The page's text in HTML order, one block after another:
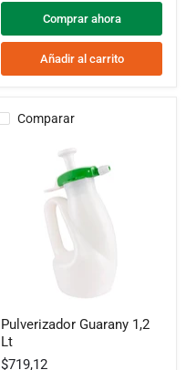
Comprar ahora
Añadir al carrito
Comparar
Guarany
1,2
Lt
Pulverizador Guarany 1,2
Lt
$719,12